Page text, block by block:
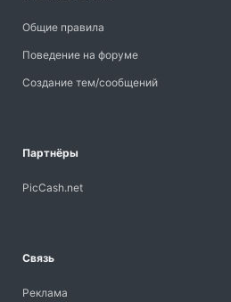
Общие правила
Поведение на форуме
Создание тем/сообщений
Партнёры
PicCash.net
Связь
Реклама